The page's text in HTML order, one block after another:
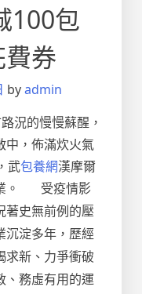
100包
券
byadmin
況的慢慢蘇醒，
中，佈滿炊火氣
武包養網漢摩爾
受疫情影
著史無前例的壓
沉淀多年，歷經
求新、力爭衝破
、務虛有用的運